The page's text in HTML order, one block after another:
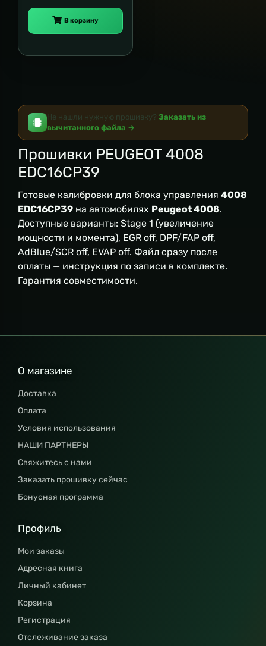
В корзину
Не нашли нужную прошивку? Заказать из
вычитанного файла →
Прошивки PEUGEOT 4008
EDC16CP39
Готовые калибровки для блока управления 4008
EDC16CP39 на автомобилях Peugeot 4008.
Доступные варианты: Stage 1 (увеличение
мощности и момента), EGR off, DPF/FAP off,
AdBlue/SCR off, EVAP off. Файл сразу после
оплаты — инструкция по записи в комплекте.
Гарантия совместимости.
О магазине
Доставка
Оплата
Условия использования
НАШИ ПАРТНЕРЫ
Свяжитесь с нами
Заказать прошивку сейчас
Бонусная программа
Профиль
Мои заказы
Адресная книга
Личный кабинет
Корзина
Регистрация
Отслеживание заказа